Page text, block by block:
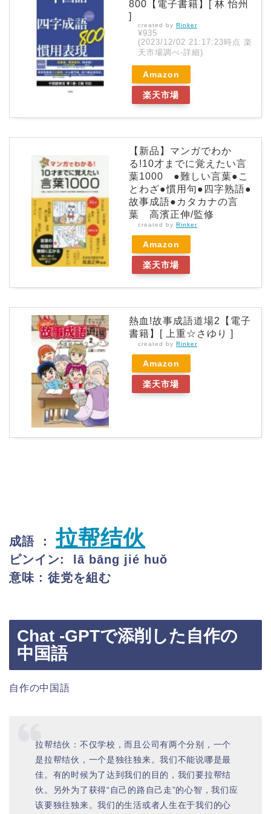
800【電子書籍】[ 林 怡州
]
created by Rinker
¥935
(2023/12/02 21:17:23時点 楽
天市場調べ-詳細)
Amazon
楽天市場
【新品】マンガでわか
る!10才までに覚えたい言
葉1000 ●難しい言葉●こ
とわざ●慣用句●四字熟語●
故事成語●カタカナの言
葉 高濱正伸/監修
created by Rinker
Amazon
楽天市場
熱血!故事成語道場2【電子
書籍】[ 上重☆さゆり ]
created by Rinker
Amazon
楽天市場
成語 ：拉帮结伙
ピンイン: lā bāng jié huǒ
意味 : 徒党を組む
Chat -GPTで添削した自作の
中国語
自作の中国語
拉帮结伙：不仅学校，而且公司有两个分别，一个
是拉帮结伙，一个是独往独来。我们不能说哪是最
佳。有的时候为了达到我们的目的，我们要拉帮结
伙。另外为了获得“自己的路自己走”的心智，我们应
该要独往独来。我们的生活或者人生在于我们的心